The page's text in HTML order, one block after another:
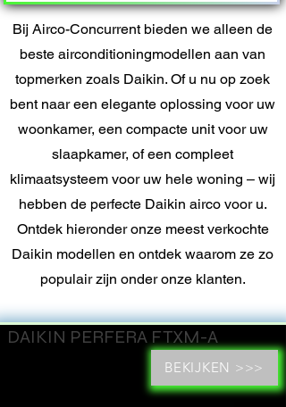
Bij Airco-Concurrent bieden we alleen de
beste airconditioningmodellen aan van
topmerken zoals Daikin. Of u nu op zoek
bent naar een elegante oplossing voor uw
woonkamer, een compacte unit voor uw
slaapkamer, of een compleet
klimaatsysteem voor uw hele woning – wij
hebben de perfecte Daikin airco voor u.
Ontdek hieronder onze meest verkochte
Daikin modellen en ontdek waarom ze zo
populair zijn onder onze klanten.
Ontvang binnen 24 uur een prijsopgave >>>
DAIKIN PERFERA FTXM-A
BEKIJKEN >>>